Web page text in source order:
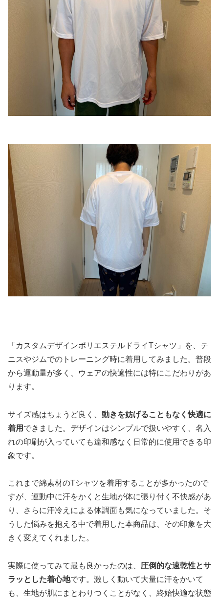
「カスタムデザインポリエステルドライTシャツ」を、テ
ニスやジムでのトレーニング時に着用してみました。普段
から運動量が多く、ウェアの快適性には特にこだわりがあ
ります。
サイズ感はちょうど良く、 動きを妨げることもなく快適に
着用 できました。デザインはシンプルで扱いやすく、名入
れの印刷が入っていても違和感なく日常的に使用できる印
象です。
これまで綿素材のTシャツを着用することが多かったので
すが、運動中に汗をかくと生地が体に張り付く不快感があ
り、さらに汗冷えによる体調面も気になっていました。そ
うした悩みを抱える中で着用した本商品は、その印象を大
きく変えてくれました。
実際に使ってみて最も良かったのは、 圧倒的な速乾性とサ
ラッとした着心地です。激しく動いて大量に汗をかいて
も、生地が肌にまとわりつくことがなく、終始快適な状態